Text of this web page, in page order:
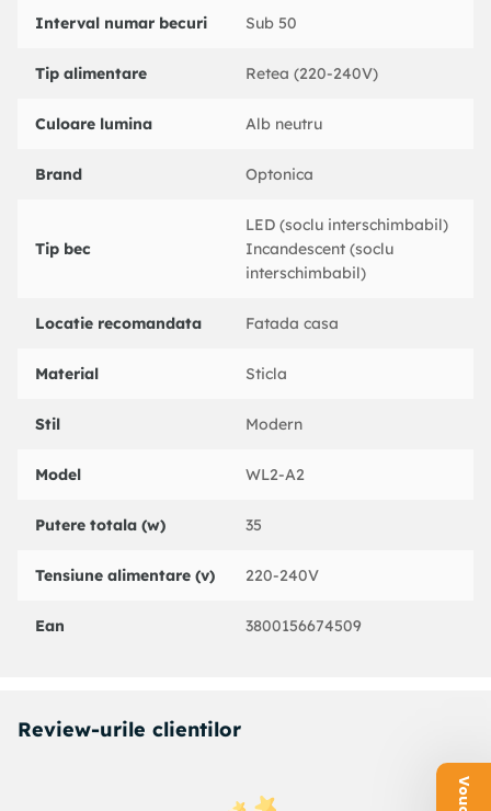
Interval numar becuri Sub 50
Tip alimentare Retea (220-240V)
Culoare lumina Alb neutru
Brand Optonica
Tip bec
LED (soclu interschimbabil)
Incandescent (soclu
interschimbabil)
Locatie recomandata Fatada casa
Material Sticla
Stil Modern
Model WL2-A2
Putere totala (w) 35
Tensiune alimentare (v) 220-240V
Ean 3800156674509
Review-urile clientilor